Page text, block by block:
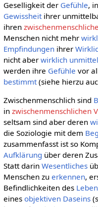
Geselligkeit der Gefühle,
Gewissheitihrer
ihren
Menschen nicht mehr
Empfindungenihrer
nicht aber wirklich
werden ihre Gefühle vor
bestimmt(siehe hierzu
Zwischenmenschlich sind
in zwischenmenschlichen
seltsam sind aber deren
die Soziologie mit dem
zusammenfasst ist so
Aufklärung über deren
Statt darin Wesentliches
Menschen zu erkennen,
Befindlichkeiten des
eines objektiven Daseins